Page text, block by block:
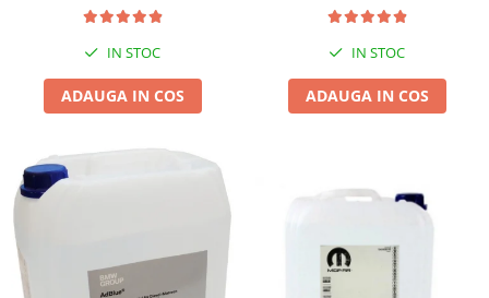
Genti bagaje moto
Suporti si placi prindere
IN STOC
ADAUGA IN COS
IN STOC
ADAUGA IN COS